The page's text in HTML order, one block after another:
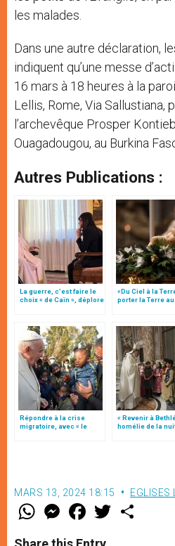
les malades.
Dans une autre déclaration,
indiquent qu’une messe
16 mars à 18 heures à la
Lellis, Rome, Via Sallustiana,
l’archevêque Prosper
Ouagadougou, au Burkina
Autres Publications :
La guerre, c’est faire le
choix « de Caïn », déplore
«Du Ciel à la
porter la Terre au
Répondre à la crise
migratoire, avec « le
« Revenir à
homélie de la
Noël (texte
MARS 13, 2024 18:15 EGLISES
W
t
M
e
s
F
a
e
w